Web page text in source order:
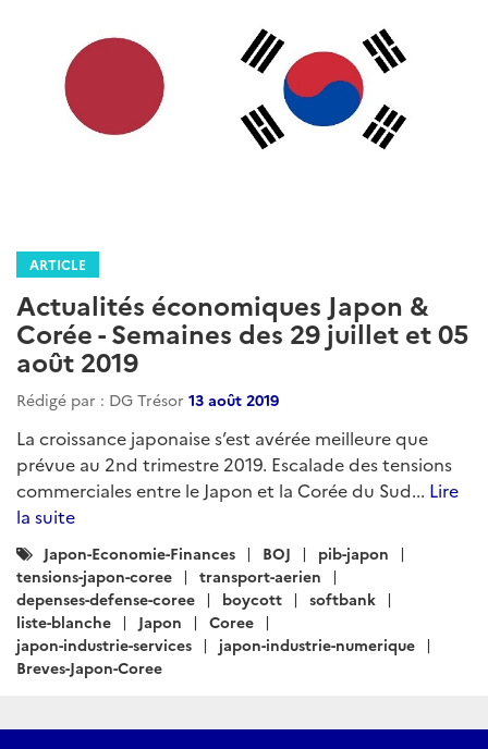
ARTICLE
Actualités économiques Japon &
Corée - Semaines des 29 juillet et 05
août 2019
Rédigé par : DG Trésor 13 août 2019
La croissance japonaise s’est avérée meilleure que
prévue au 2nd trimestre 2019. Escalade des tensions
commerciales entre le Japon et la Corée du Sud... Lire
la suite
Catégories
:
Japon-Economie-Finances BOJ
pib-japon
tensions-japon-coree
transport-aerien
depenses-defense-coree
boycott
softbank
liste-blanche
Japon
Coree
japon-industrie-services
japon-industrie-numerique
Breves-Japon-Coree